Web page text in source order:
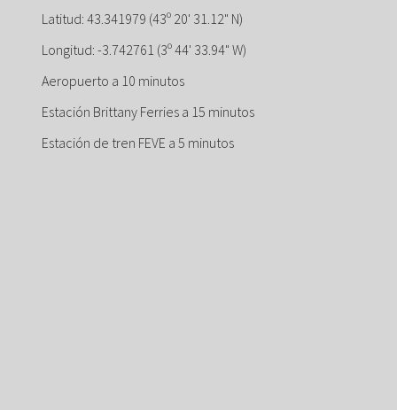
Latitud: 43.341979 (43º 20' 31.12" N)
Longitud: -3.742761 (3º 44' 33.94" W)
Aeropuerto a 10 minutos
Estación Brittany Ferries a 15 minutos
Estación de tren FEVE a 5 minutos